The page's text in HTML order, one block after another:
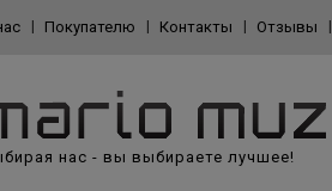
Покупателю Контакты Отзывы
нас - вы выбираете лучшее!